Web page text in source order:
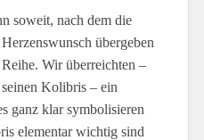
soweit, nach dem die
übergeben
Wir überreichten –
Kolibris – ein
ganz klar symbolisieren
elementar wichtig sind